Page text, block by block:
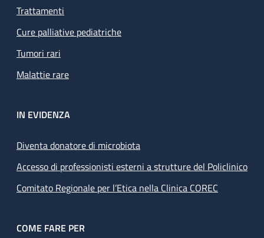
Trattamenti
Cure palliative pediatriche
Tumori rari
Malattie rare
IN EVIDENZA
Diventa donatore di microbiota
Accesso di professionisti esterni a strutture del Policlinico
Comitato Regionale per l’Etica nella Clinica COREC
COME FARE PER